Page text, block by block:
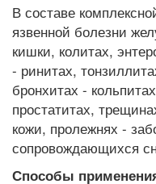
В составе
язвенной болезни
кишки, колитах,
- ринитах,
бронхитах -
простатитах,
кожи, пролежнях -
сопровождающихся
Способы